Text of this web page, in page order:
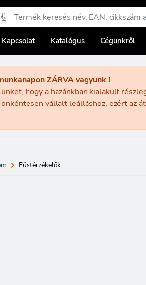
Kapcsolat Katalógus Cégünkről
ZÁRVA vagyunk !
hogy a hazánkban kialakult
önkéntesen vállalt leálláshoz, ezért
Füstérzékelők